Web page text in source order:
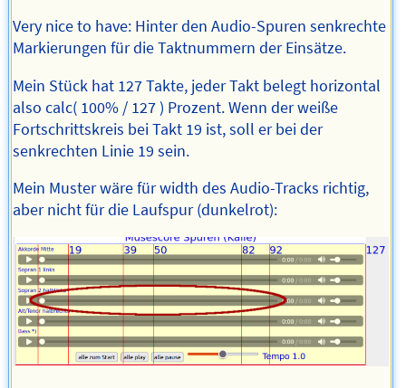
Very nice to have: Hinter den Audio-Spuren senkrechte
Markierungen für die Taktnummern der Einsätze.
Mein Stück hat 127 Takte, jeder Takt belegt horizontal
also calc( 100% / 127 ) Prozent. Wenn der weiße
Fortschrittskreis bei Takt 19 ist, soll er bei der
senkrechten Linie 19 sein.
Mein Muster wäre für width des Audio-Tracks richtig,
aber nicht für die Laufspur (dunkelrot):